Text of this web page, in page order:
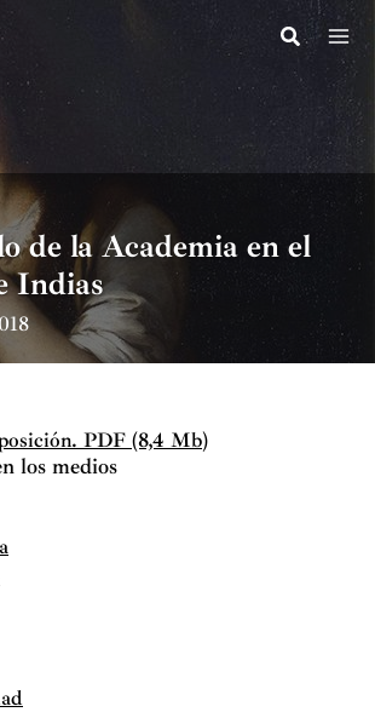
de la Academia en el
Indias
PDF (8,4 Mb)
los medios